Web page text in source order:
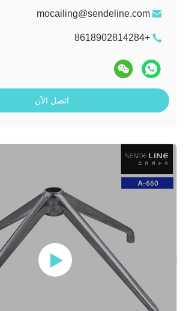
mocailing@sendeline.com
+8618902814284
اتصل الآن